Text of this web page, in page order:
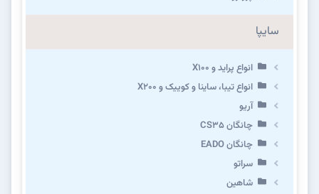
سایپا
انواع پراید و X100
انواع تیبا، ساینا و کوییک و X200
آریو
چانگان CS35
چانگان EADO
سراتو
شاهین